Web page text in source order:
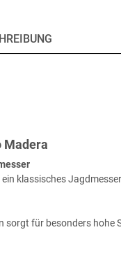
Madera
klassisches
sorgt für besonders hohe